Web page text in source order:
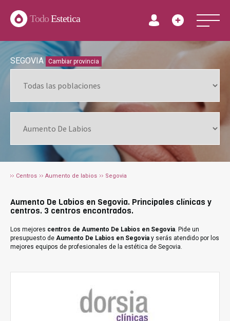
TodoEstetica
SEGOVIA Cambiar provincia
Centros Aumento de labios Segovia
Aumento De Labios en Segovia. Principales clínicas y
centros. 3 centros encontrados.
Los mejores centros de Aumento De Labios en Segovia. Pide un
presupuesto de Aumento De Labios en Segovia y serás atendido por los
mejores equipos de profesionales de la estética de Segovia.